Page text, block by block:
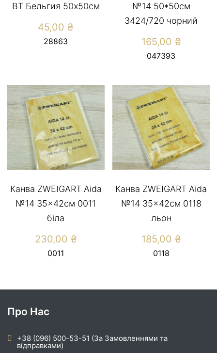
ВТ Бельгия 50х50см
45,00 ₴
28863
№14 50*50см
3424/720 чорний
165,00 ₴
047393
Канва ZWEIGART Aida
№14 35×42см 0011
біла
230,00 ₴
0011
Канва ZWEIGART Aida
№14 35×42см 0118
льон
185,00 ₴
0118
Про Нас
+38 (096) 500-53-51 (За Замовленнями та
відправками)